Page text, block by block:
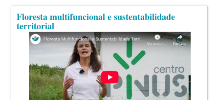
Floresta multifuncional e sustentabilidade
territorial